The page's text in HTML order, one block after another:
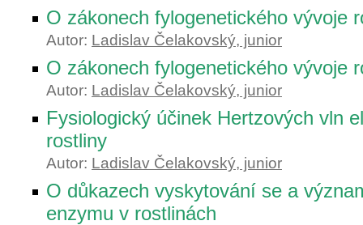
O zákonech fylogenetického vývoje
Autor: Ladislav Čelakovský, junior
O zákonech fylogenetického vývoje
Autor: Ladislav Čelakovský, junior
Fysiologický účinek Hertzových vln
rostliny
Autor: Ladislav Čelakovský, junior
O důkazech vyskytování se a
enzymu v rostlinách